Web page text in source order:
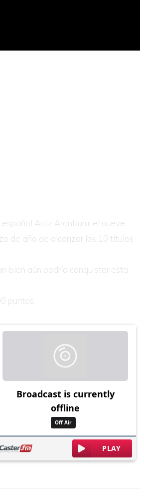
Aritz Aranburu, el nueve
de año de alcanzar los 10 títulos
bien aún podría conquistar esta
puntos.